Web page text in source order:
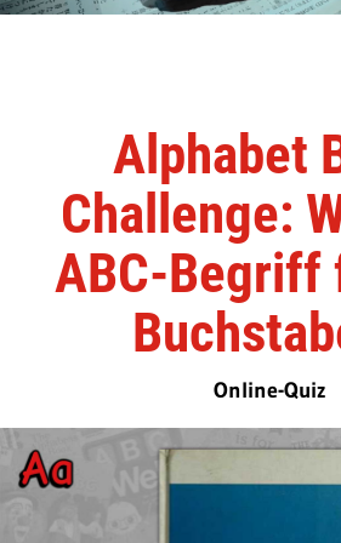
Alphabet
Challenge:
ABC-Begriff
Online-Quiz